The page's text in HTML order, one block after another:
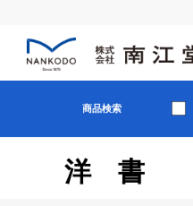
商品検索
洋書